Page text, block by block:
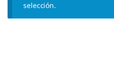
selección.